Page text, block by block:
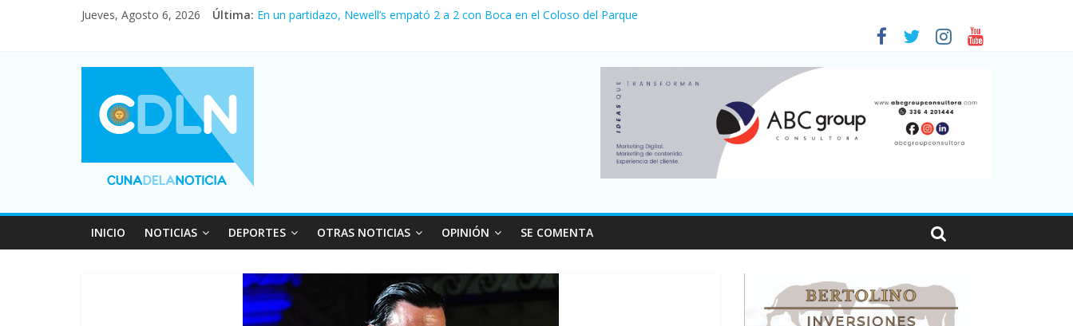
Jueves, Agosto 6, 2026 Última: En un partidazo, Newell’s empató 2 a 2 con Boca en el Coloso del Parque
Vacaciones de invierno con más movimiento y consumo turístico: 4,6 millones de personas viajaron por el país, un 5,9% más que en 2025
INICIO NOTICIAS DEPORTES OTRAS NOTICIAS OPINIÓN SE COMENTA